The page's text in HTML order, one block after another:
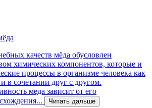
качеств мёда обусловлен
химических компонентов, которые и
процессы в организме человека как
в сочетании друг с другом.
меда зависит от его
Читать дальше